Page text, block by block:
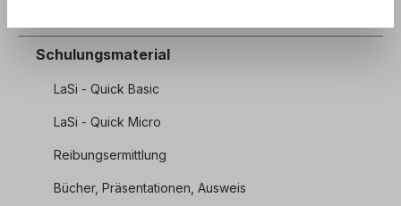
Schulungsmaterial
LaSi - Quick Basic
LaSi - Quick Micro
Reibungsermittlung
Bücher, Präsentationen, Ausweis